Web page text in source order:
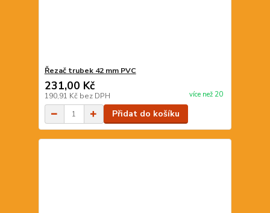
Řezač trubek 42 mm PVC
231,00 Kč
190,91 Kč bez DPH více než 20
Přidat do košíku